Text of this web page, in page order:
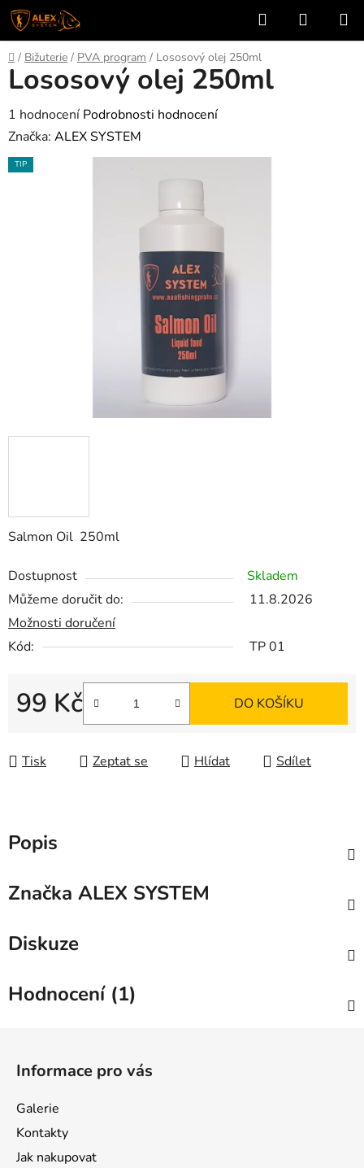
Přejít
na
obsah
Hledat
KOŠÍK
Domů
/ Bižuterie / PVA program / Lososový olej 250ml
Salmon Oil 250ml
Dostupnost
Skladem
Můžeme doručit do:
11.8.2026
Možnosti doručení
Kód:
TP 01
99 Kč
Měrná cena:
DO KOŠÍKU
Tisk Zeptat se Hlídat Sdílet
Lososový olej 250ml
Průměrné
hodnocení
produktu
1 hodnocení Podrobnosti hodnocení
Značka: ALEX SYSTEM
TIP
Popis
Značka ALEX SYSTEM
Diskuze
Hodnocení (1)
Informace pro vás
Galerie
Kontakty
Jak nakupovat